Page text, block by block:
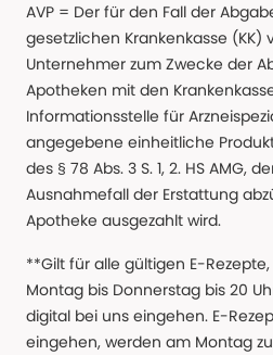
AVP = Der für den Fall der
gesetzlichen Krankenkasse
Unternehmer zum Zwecke der
Apotheken mit den
Informationsstelle für
angegebene einheitliche
des § 78 Abs. 3 S. 1, 2. HS AMG,
Ausnahmefall der Erstattung
Apotheke ausgezahlt wird.
**Gilt für alle gültigen E-
Montag bis Donnerstag bis 20
digital bei uns eingehen. E-
eingehen, werden am Montag